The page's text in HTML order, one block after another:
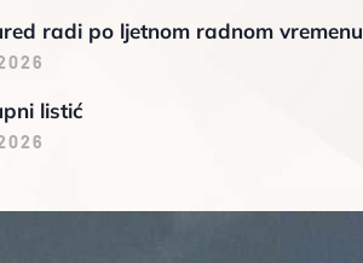
radi po ljetnom radnom vremenu
listić